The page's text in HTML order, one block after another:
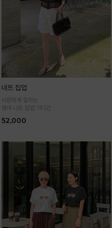
네트 집업
시원하게 걸치는
썸머 니트 집업 가디건
52,000